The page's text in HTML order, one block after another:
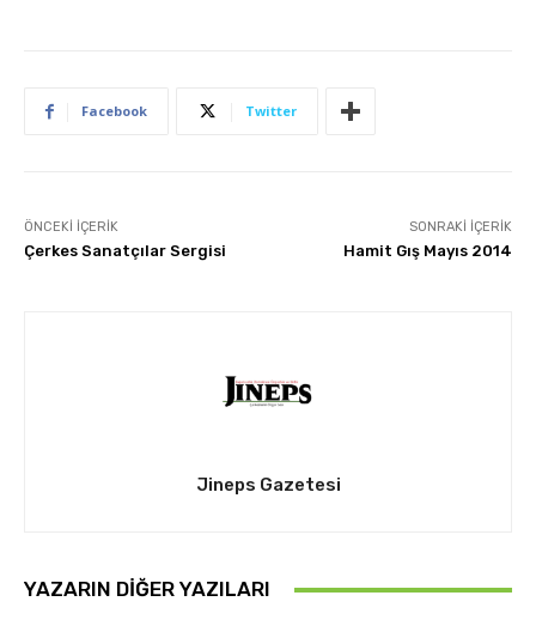
Facebook Twitter
ÖNCEKI İÇERIK
Çerkes Sanatçılar Sergisi
SONRAKI İÇERIK
Hamit Gış Mayıs 2014
Jineps Gazetesi
YAZARIN DIĞER YAZILARI